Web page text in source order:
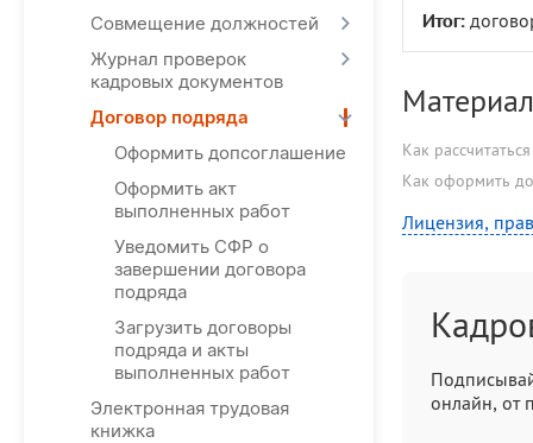
Совмещение должностей
Журнал проверок
кадровых документов
Договор подряда
Оформить допсоглашение
Оформить акт
выполненных работ
Уведомить СФР о
завершении договора
подряда
Загрузить договоры
подряда и акты
выполненных работ
Электронная трудовая
книжка
Итог:
Как
Как оформить
Лицензия,
онлайн, от